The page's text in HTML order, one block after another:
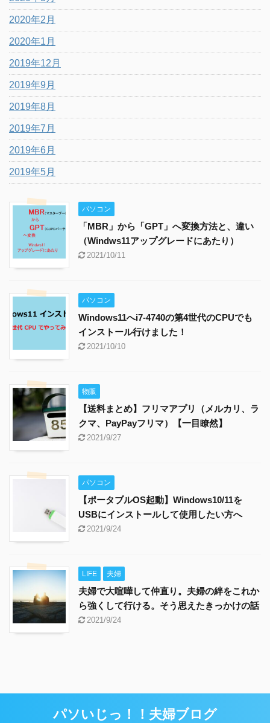
2020年2月
2020年1月
2019年12月
2019年9月
2019年8月
2019年7月
2019年6月
2019年5月
パソコン
「MBR」から「GPT」へ変換方法と、違い
（Windws11アップグレードにあたり）
2021/10/11
パソコン
Windows11へi7-4740の第4世代のCPUでも
インストール行けました！
2021/10/10
物販
【送料まとめ】フリマアプリ（メルカリ、ラ
クマ、PayPayフリマ）【一目瞭然】
2021/9/27
パソコン
【ポータブルOS起動】Windows10/11を
USBにインストールして使用したい方へ
2021/9/24
LIFE 夫婦
夫婦で大喧嘩して仲直り。夫婦の絆をこれか
ら強くして行ける。そう思えたきっかけの話
2021/9/24
パソいじっ！！夫婦ブログ